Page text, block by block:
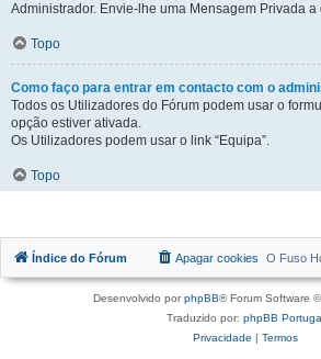
Administrador. Envie-lhe uma Mensagem Privada a
Topo
Como faço para entrar em contacto com o
Todos os Utilizadores do Fórum podem usar o
opção estiver ativada.
Os Utilizadores podem usar o link “Equipa”.
Topo
Índice do Fórum O Fuso
Apagar cookies
Desenvolvido porphpBB® Forum Software
Traduzido por: phpBB
Privacidade | Termos